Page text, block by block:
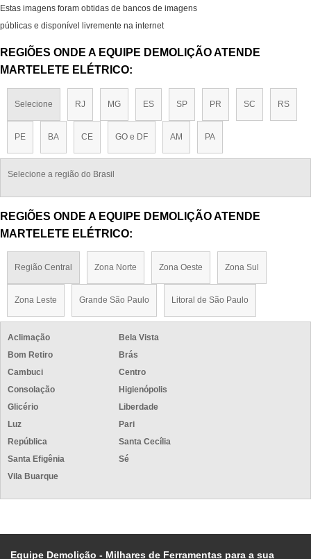
Estas imagens foram obtidas de bancos de imagens
públicas e disponível livremente na internet
REGIÕES ONDE A EQUIPE DEMOLIÇÃO ATENDE
MARTELETE ELÉTRICO:
Selecione RJ MG ES SP PR SC RS
PE BA CE GO e DF AM PA
Selecione a região do Brasil
REGIÕES ONDE A EQUIPE DEMOLIÇÃO ATENDE
MARTELETE ELÉTRICO:
Região Central Zona Norte Zona Oeste Zona Sul
Zona Leste Grande São Paulo Litoral de São Paulo
Aclimação
Bela Vista
Bom Retiro
Brás
Cambuci
Centro
Consolação
Higienópolis
Glicério
Liberdade
Luz
Pari
República
Santa Cecília
Santa Efigênia
Sé
Vila Buarque
Equipe Demolição - Milhares de Ferramentas para a sua